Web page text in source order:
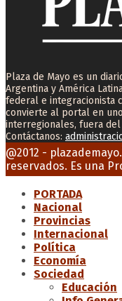
Plaza de Mayo es un
Argentina y América
federal e integracionista
convierte al portal en
interregionales, fuera del
Contáctanos:
Facebook
Twitter
Instagram
Youtube
Email
@2012 -
reservados. Es una
PORTADA
Nacional
Provincias
Internacional
Política
Economía
Sociedad
Educación